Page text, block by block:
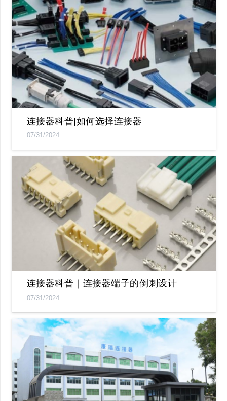
连接器科普|如何选择连接器
07/31/2024
连接器科普｜连接器端子的倒刺设计
07/31/2024